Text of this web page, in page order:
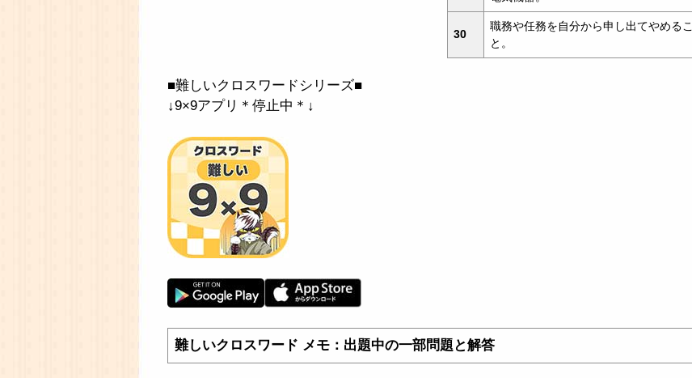
30
職務や任務を自分から申し出てやめるこ
と。
■難しいクロスワードシリーズ■
↓9×9アプリ＊停止中＊↓
難しいクロスワード メモ：出題中の一部問題と解答